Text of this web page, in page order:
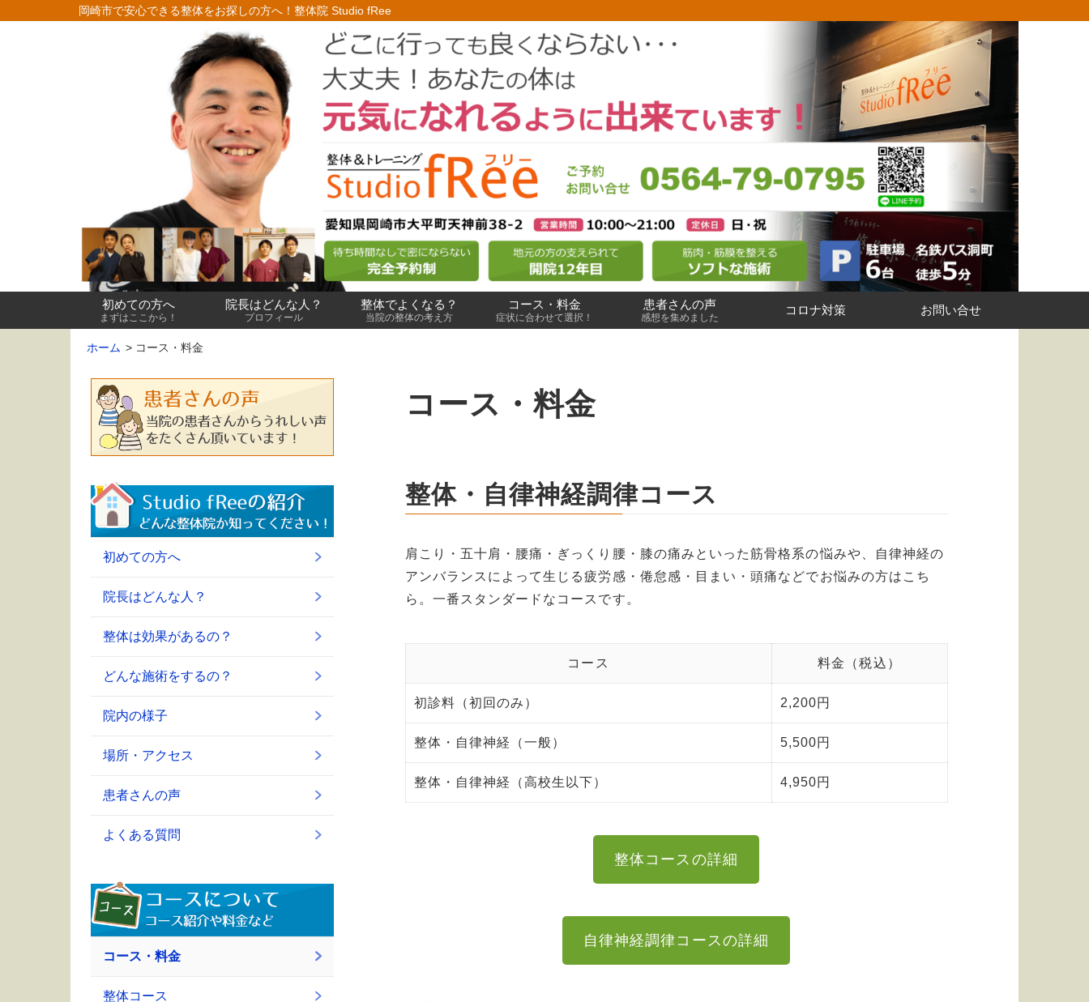
岡崎市で安心できる整体をお探しの方へ！ 整体院 Studio fRee
初めての方へ
まずはここから！
院長はどんな人？
プロフィール
整体でよくなる？
当院の整体の考え方
コース・料金
症状に合わせて選択！
患者さんの声
感想を集めました
コロナ対策 お問い合せ
ホーム コース・料金
コース・料金
整体・自律神経調律コース
肩こり・五十肩・腰痛・ぎっくり腰・膝の痛みといった筋骨格系の悩みや、自律神経の
アンバランスによって生じる疲労感・倦怠感・目まい・頭痛などでお悩みの方はこち
ら。一番スタンダードなコースです。
コース 料金（税込）
初診料（初回のみ） 2,200円
整体・自律神経（一般） 5,500円
整体・自律神経（高校生以下） 4,950円
整体コースの詳細
自律神経調律コースの詳細
初めての方へ
院長はどんな人？
整体は効果があるの？
どんな施術をするの？
院内の様子
場所・アクセス
患者さんの声
よくある質問
コース・料金
整体コース